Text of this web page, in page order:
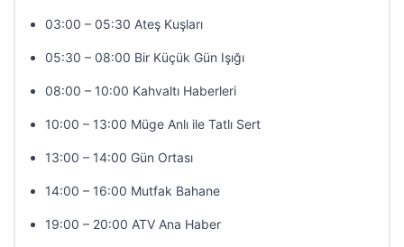
03:00 – 05:30 Ateş Kuşları
05:30 – 08:00 Bir Küçük Gün Işığı
08:00 – 10:00 Kahvaltı Haberleri
10:00 – 13:00 Müge Anlı ile Tatlı Sert
13:00 – 14:00 Gün Ortası
14:00 – 16:00 Mutfak Bahane
19:00 – 20:00 ATV Ana Haber